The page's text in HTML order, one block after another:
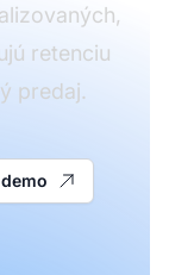
retenciu
predaj.